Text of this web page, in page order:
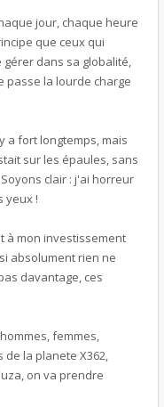
jour, chaque heure
que ceux qui
dans sa globalité,
passe la lourde charge
a fort longtemps, mais
sur les épaules, sans
clair : j'ai horreur
yeux !
à mon investissement
absolument rien ne
davantage, ces
femmes,
de la planete X362,
on va prendre